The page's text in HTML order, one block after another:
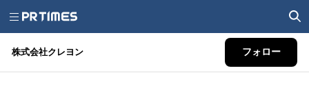
株式会社クレヨン フォロー